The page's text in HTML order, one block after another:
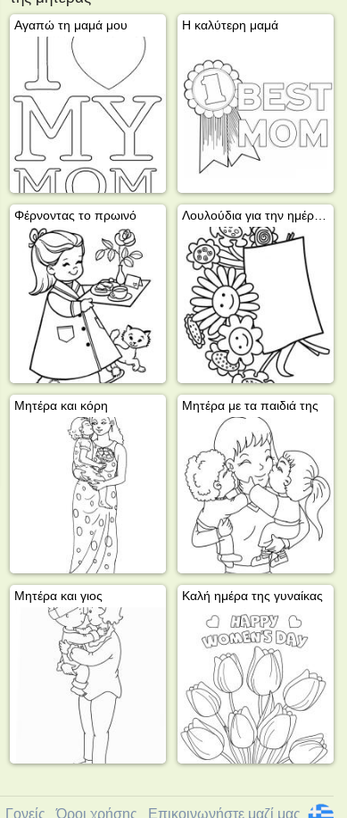
Αγαπώ τη μαμά μου Η καλύτερη μαμά
Φέρνοντας το πρωινό Λουλούδια για την ημέρα της μητέρας
Μητέρα και κόρη Μητέρα με τα παιδιά της
Μητέρα και γιος Καλή ημέρα της γυναίκας
Γονείς Όροι χρήσης Επικοινωνήστε μαζί μας